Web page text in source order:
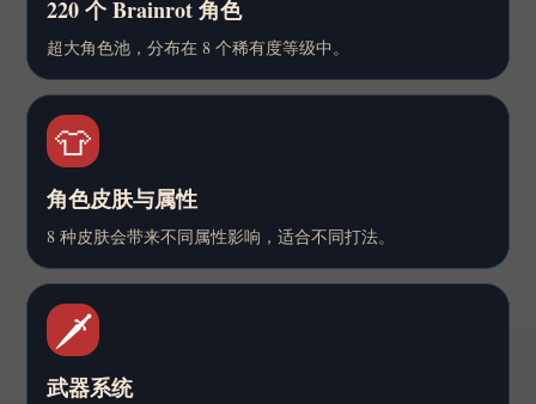
220 个 Brainrot 角色
超大角色池，分布在 8 个稀有度等级中。
👕
角色皮肤与属性
8 种皮肤会带来不同属性影响，适合不同打法。
🗡️
武器系统